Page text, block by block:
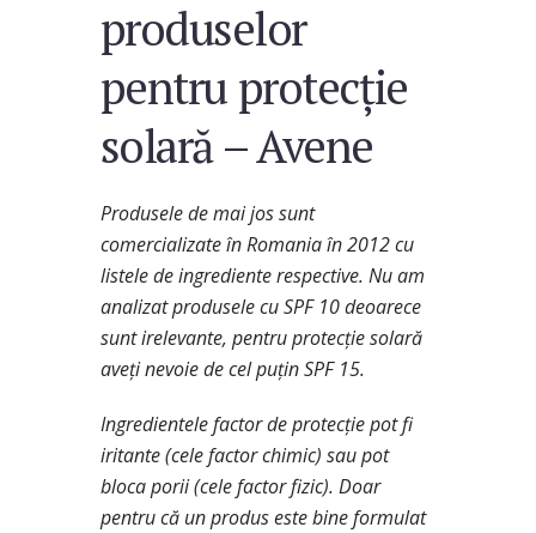
produselor
pentru protecție
solară – Avene
Produsele de mai jos sunt
comercializate în Romania în 2012 cu
listele de ingrediente respective. Nu am
analizat produsele cu SPF 10 deoarece
sunt irelevante, pentru protecție solară
aveți nevoie de cel puțin SPF 15.
Ingredientele factor de protecție pot fi
iritante (cele factor chimic) sau pot
bloca porii (cele factor fizic). Doar
pentru că un produs este bine formulat